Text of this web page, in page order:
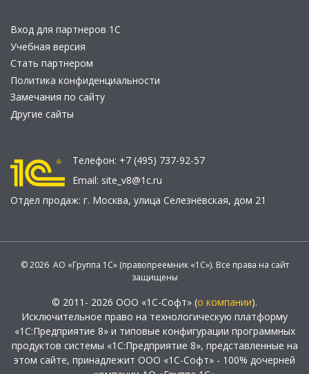
Вход для партнеров 1С
Учебная версия
Стать партнером
Политика конфиденциальности
Замечания по сайту
Другие сайты
Телефон: +7 (495) 737-92-57
Email: site_v8@1c.ru
Отдел продаж: г. Москва, улица Селезнёвская, дом 21
© 2026 АО «Группа 1С» (правопреемник «1С»). Все права на сайт
защищены
© 2011- 2026 ООО «1С-Софт» (о компании).
Исключительное право на технологическую платформу
«1С:Предприятие 8» и типовые конфигурации программных
продуктов системы «1С:Предприятие 8», представленные на
этом сайте, принадлежит ООО «1С-Софт» - 100% дочерней